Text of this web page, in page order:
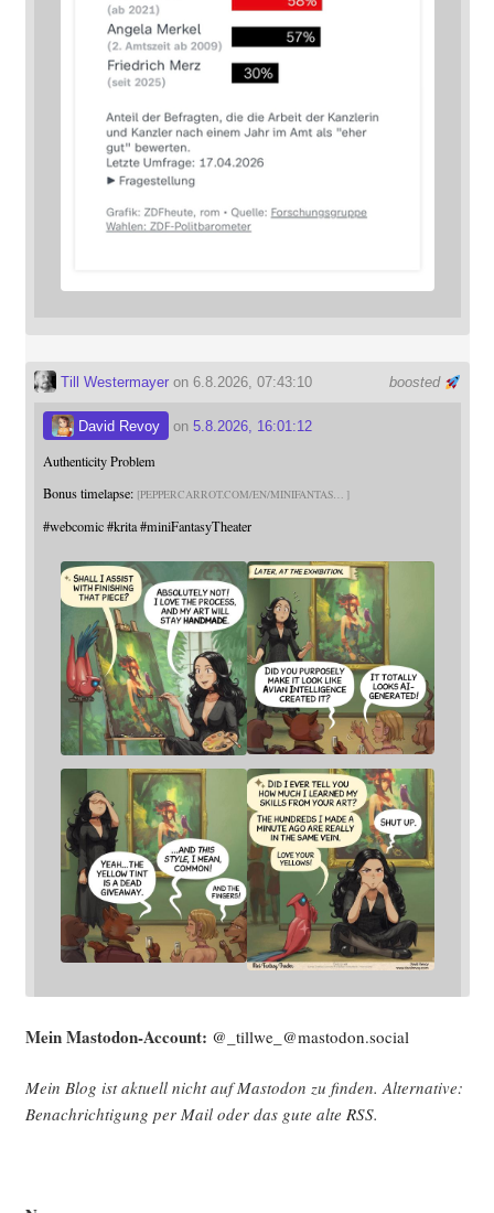
boosted
Till Westermayeron 6.8.2026, 07:43:10
David Revoy on 5.8.2026, 16:01:12
Authenticity Problem
Bonus timelapse: PEPPERCARROT.COM/EN/MINIFANTAS
#webcomic #krita #miniFantasyTheater
Mein Mast­o­don-Account: @_tillwe_@mastodon.social
Mein Blog ist aktu­ell nicht auf Mast­o­don zu fin­den. Alter­na­ti­ve:
Benach­rich­ti­gung per Mail oder das gute alte RSS.